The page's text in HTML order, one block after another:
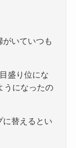
がいていつも
盛り位にな
うになったの
に替えるとい